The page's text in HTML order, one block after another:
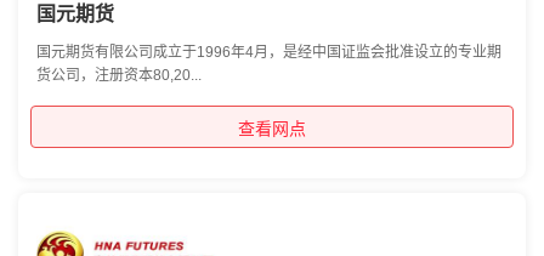
国元期货
国元期货有限公司成立于1996年4月，是经中国证监会批准设立的专业期
货公司，注册资本80,20...
查看网点